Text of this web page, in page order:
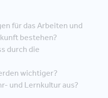
für das Arbeiten und
bestehen?
durch die
wichtiger?
und Lernkultur aus?